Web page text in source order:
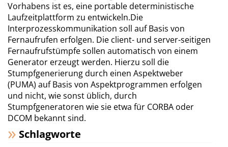
Vorhabens ist es, eine portable deterministische
Laufzeitplattform zu entwickeln.Die
Interprozesskommunikation soll auf Basis von
Fernaufrufen erfolgen. Die client- und server-seitigen
Fernaufrufstümpfe sollen automatisch von einem
Generator erzeugt werden. Hierzu soll die
Stumpfgenerierung durch einen Aspektweber
(PUMA) auf Basis von Aspektprogrammen erfolgen
und nicht, wie sonst üblich, durch
Stumpfgeneratoren wie sie etwa für CORBA oder
DCOM bekannt sind.
Schlagworte